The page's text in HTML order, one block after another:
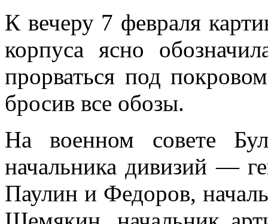
К вечеру 7 февраля
корпуса ясно
прорваться под
бросив все обо­зы.
На военном совете
начальника дивизий —
Паулин и Федоров,